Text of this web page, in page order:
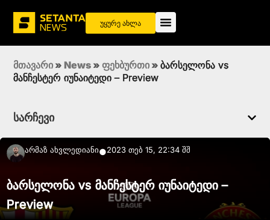
უყურე ახლა
მთავარი » News » ფეხბურთი » ბარსელონა vs
მანჩესტერ იუნაიტედი – Preview
სარჩევი
Არმაზ Ახვლედიანი●2023 თებ 15, 22:34 შშ
ბარსელონა vs მანჩესტერ იუნაიტედი –
Preview